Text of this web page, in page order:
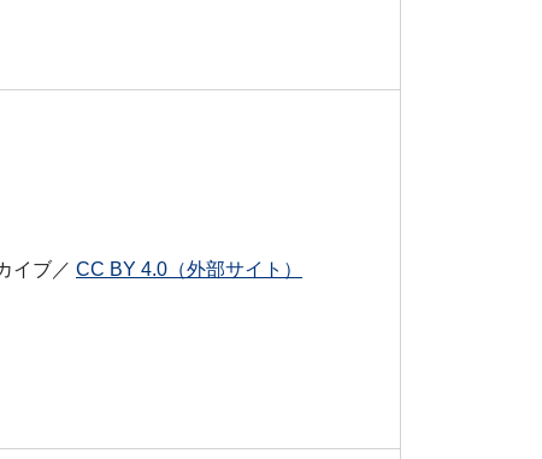
イブ／ CC BY 4.0（外部サイト）